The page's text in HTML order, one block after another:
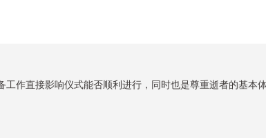
工作直接影响仪式能否顺利进行，同时也是尊重逝者的基本